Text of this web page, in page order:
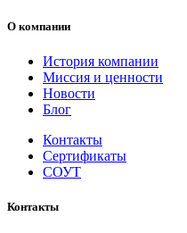
О компании
История компании
Миссия и ценности
Новости
Блог
Контакты
Сертификаты
СОУТ
Контакты